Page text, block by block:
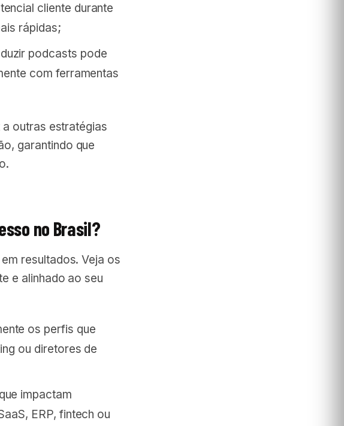
cliente durante
rápidas;
podcasts pode
com ferramentas
outras estratégias
garantindo que
no Brasil?
resultados. Veja os
e alinhado ao seu
os perfis que
ou diretores de
impactam
ERP, fintech ou